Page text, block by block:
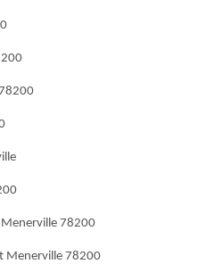
Menerville 78200
Menerville 78200